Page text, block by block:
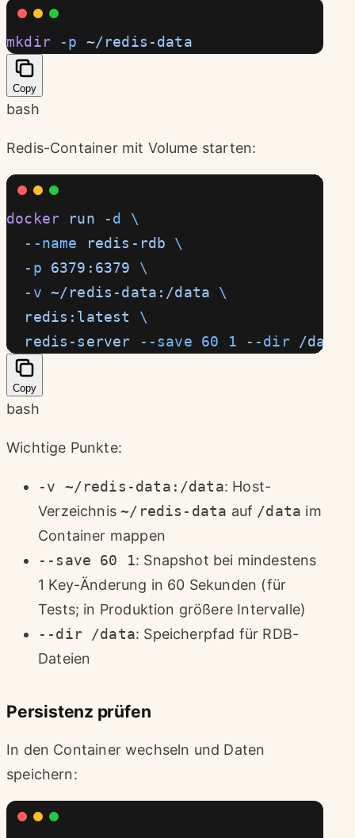
mkdir -p ~/redis-data
Copy
bash
Redis-Container mit Volume starten:
docker run -d \
  --name
redis-rdb \
  -p
6379:6379 \
  -v
~/redis-data:/data \
  redis:latest
\
  redis-server
--save 60 1 --dir /data
Copy
bash
Wichtige Punkte:
-v ~/redis-data:/data: Host-
Verzeichnis~/redis-data auf /data im
Container mappen
--save 60 1: Snapshot bei mindestens
1 Key-Änderung in 60 Sekunden (für
Tests; in Produktion größere Intervalle)
--dir /data: Speicherpfad für RDB-
Dateien
Persistenz prüfen
In den Container wechseln und Daten
speichern: